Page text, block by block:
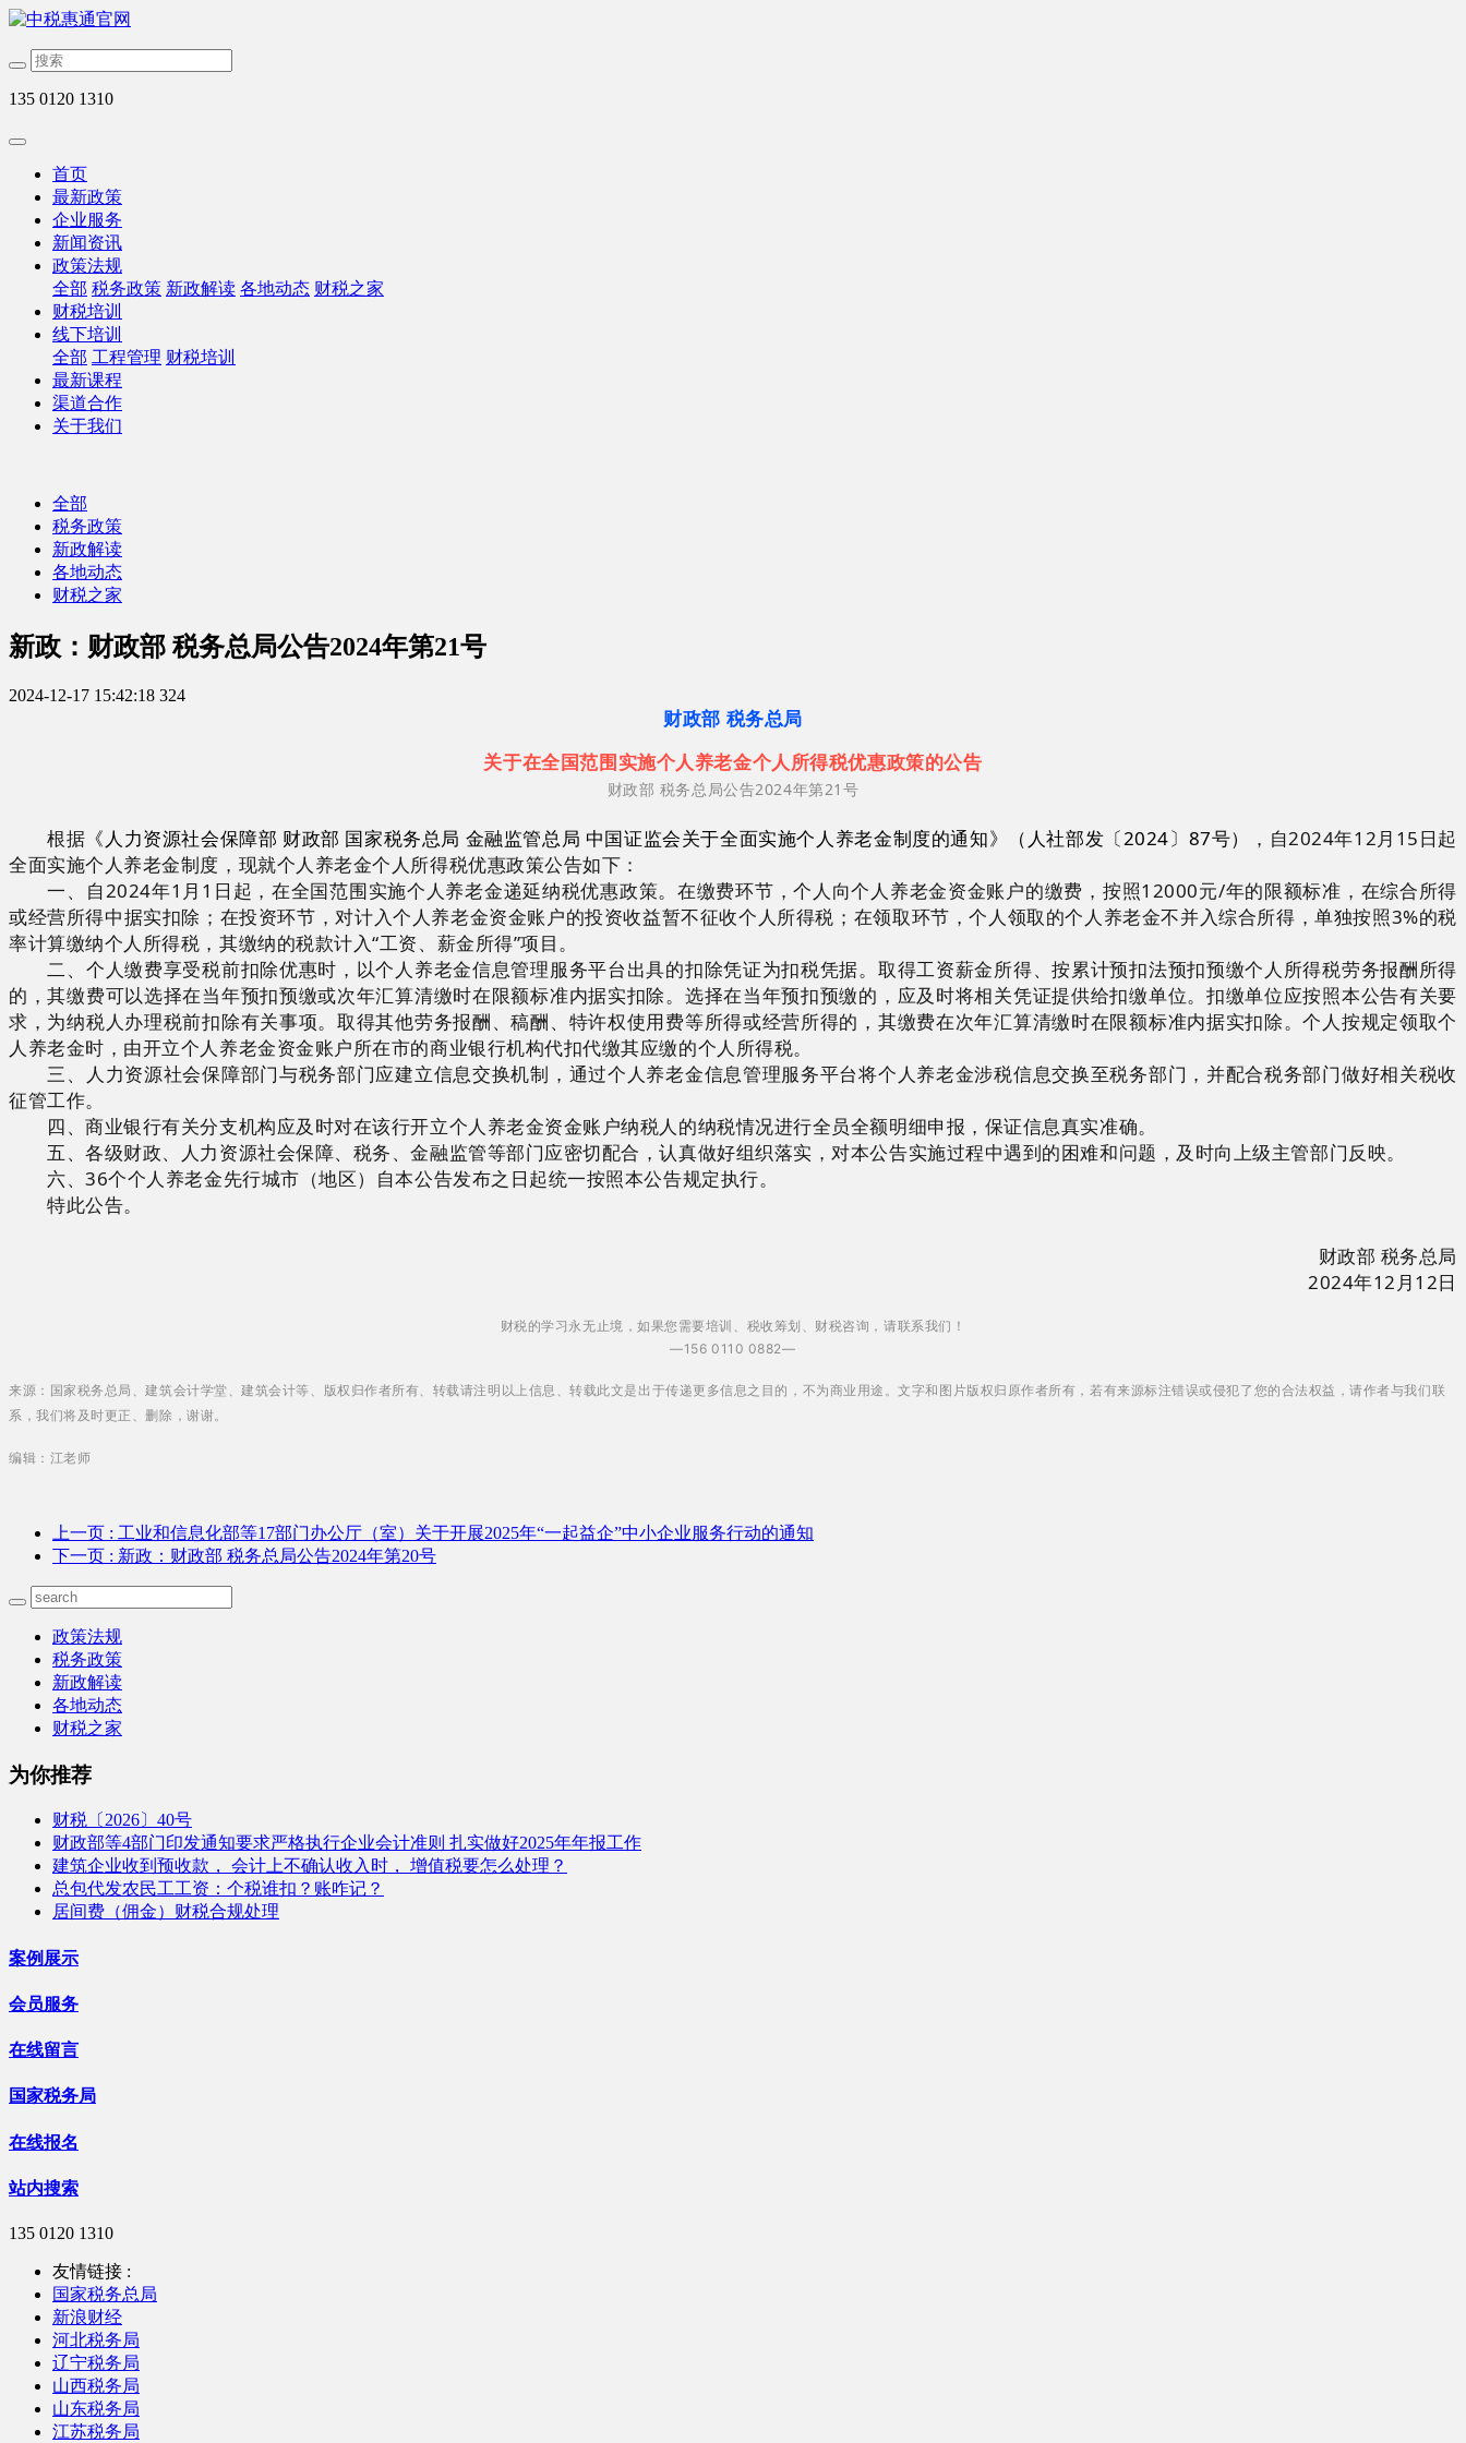
135 0120 1310
首页
最新政策
企业服务
新闻资讯
政策法规
全部 税务政策 新政解读 各地动态 财税之家
财税培训
线下培训
全部 工程管理 财税培训
最新课程
渠道合作
关于我们
全部
税务政策
新政解读
各地动态
财税之家
新政：财政部 税务总局公告2024年第21号
2024-12-17 15:42:18 324
财政部 税务总局
关于在全国范围实施个人养老金个人所得税优惠政策的公告
财政部 税务总局公告2024年第21号
根据 《人力资源社会保障部 财政部 国家税务总局 金融监管总局 中国证监会关于全面实施个人养老金制度的通知》（人社部发〔2024〕87号）
，自2024年12月15日起
全面实施个人养老金制度，现就个人养老金个人所得税优惠政策公告如下：
一、自2024年1月1日起，在全国范围实施个人养老金递延纳税优惠政策。在缴费环节，个人向个人养老金资金账户的缴费，按照12000元/年的限额标准，在综合所得
或经营所得中据实扣除；在投资环节，对计入个人养老金资金账户的投资收益暂不征收个人所得税；在领取环节，个人领取的个人养老金不并入综合所得，单独按照3%的税
率计算缴纳个人所得税，其缴纳的税款计入“工资、薪金所得”项目。
二、个人缴费享受税前扣除优惠时，以个人养老金信息管理服务平台出具的扣除凭证为扣税凭据。取得工资薪金所得、按累计预扣法预扣预缴个人所得税劳务报酬所得
的，其缴费可以选择在当年预扣预缴或次年汇算清缴时在限额标准内据实扣除。选择在当年预扣预缴的，应及时将相关凭证提供给扣缴单位。扣缴单位应按照本公告有关要
求，为纳税人办理税前扣除有关事项。取得其他劳务报酬、稿酬、特许权使用费等所得或经营所得的，其缴费在次年汇算清缴时在限额标准内据实扣除。个人按规定领取个
人养老金时，由开立个人养老金资金账户所在市的商业银行机构代扣代缴其应缴的个人所得税。
三、人力资源社会保障部门与税务部门应建立信息交换机制，通过个人养老金信息管理服务平台将个人养老金涉税信息交换至税务部门，并配合税务部门做好相关税收
征管工作。
四、商业银行有关分支机构应及时对在该行开立个人养老金资金账户纳税人的纳税情况进行全员全额明细申报，保证信息真实准确。
五、各级财政、人力资源社会保障、税务、金融监管等部门应密切配合，认真做好组织落实，对本公告实施过程中遇到的困难和问题，及时向上级主管部门反映。
六、36个个人养老金先行城市（地区）自本公告发布之日起统一按照本公告规定执行。
特此公告。
财政部 税务总局
2024年12月12日
财税的学习永无止境，如果您需要培训、税收筹划、财税咨询，请联系我们！
—156 0110 0882—
来源：国家税务总局、建筑会计学堂、建筑会计等、版权归作者所有、转载请注明以上信息、转载此文是出于传递更多信息之目的，不为商业用途。文字和图片版权归原作者所有，若有来源标注错误或侵犯了您的合法权益，请作者与我们联
系，我们将及时更正、删除，谢谢。
编辑：江老师
上一页 : 工业和信息化部等17部门办公厅（室）关于开展2025年“一起益企”中小企业服务行动的通知
下一页 : 新政：财政部 税务总局公告2024年第20号
政策法规
税务政策
新政解读
各地动态
财税之家
为你推荐
财税〔2026〕40号
财政部等4部门印发通知要求严格执行企业会计准则 扎实做好2025年年报工作
建筑企业收到预收款， 会计上不确认收入时， 增值税要怎么处理？
总包代发农民工工资：个税谁扣？账咋记？
居间费（佣金）财税合规处理
案例展示
会员服务
在线留言
国家税务局
在线报名
站内搜索
135 0120 1310
友情链接 :
国家税务总局
新浪财经
河北税务局
辽宁税务局
山西税务局
山东税务局
江苏税务局